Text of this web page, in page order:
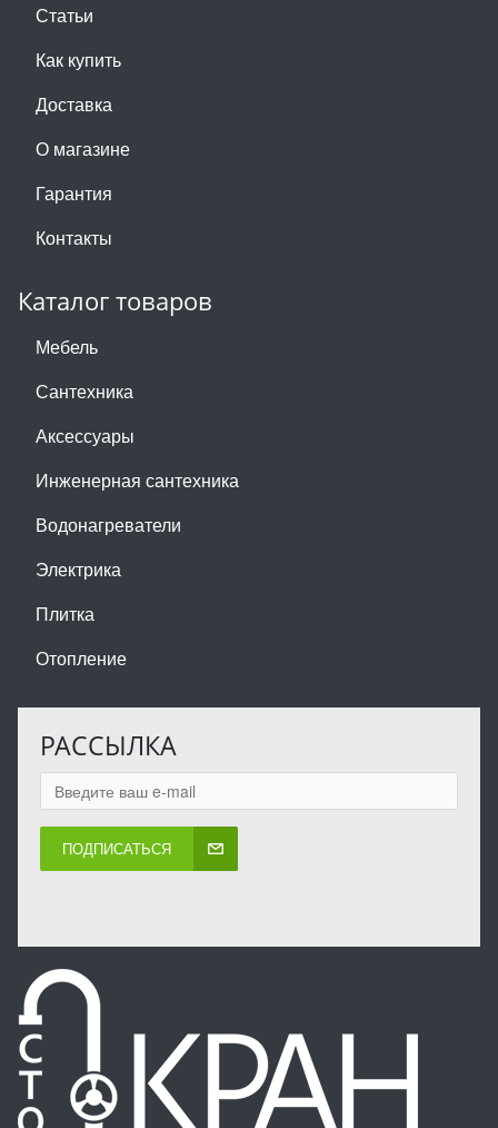
Статьи
Как купить
Доставка
О магазине
Гарантия
Контакты
Каталог товаров
Мебель
Сантехника
Аксессуары
Инженерная сантехника
Водонагреватели
Электрика
Плитка
Отопление
РАССЫЛКА
ПОДПИСАТЬСЯ